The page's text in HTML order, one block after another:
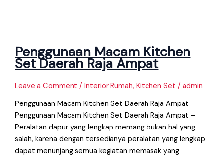
Penggunaan Macam Kitchen
Set Daerah Raja Ampat
Leave a Comment /Interior Rumah,Kitchen Set /admin
Penggunaan Macam Kitchen Set Daerah Raja Ampat
Penggunaan Macam Kitchen Set Daerah Raja Ampat –
Peralatan dapur yang lengkap memang bukan hal yang
salah, karena dengan tersedianya peralatan yang lengkap
dapat menunjang semua kegiatan memasak yang